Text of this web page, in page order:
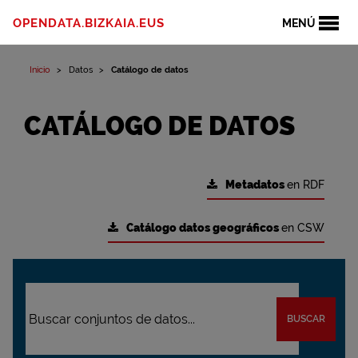
MENÚ
OPENDATA.BIZKAIA.EUS
Inicio Datos Catálogo de datos
CATÁLOGO DE DATOS
Metadatosen RDF
Catálogo datos geográficosen CSW
BUSCAR